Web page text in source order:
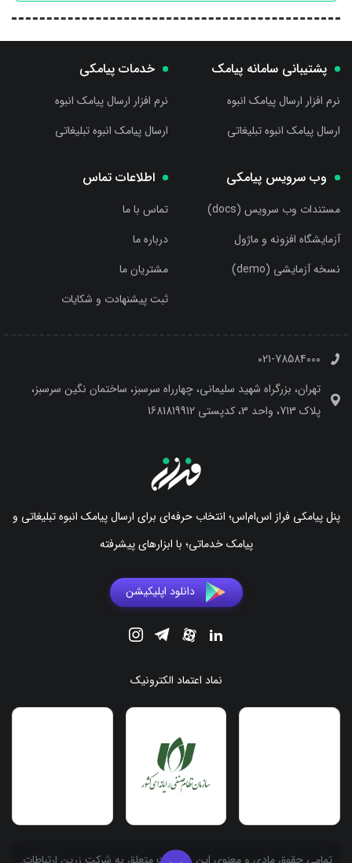
پشتیبانی سامانه پیامک
نرم افزار ارسال پیامک انبوه
ارسال پیامک انبوه تبلیغاتی
خدمات پیامکی
نرم افزار ارسال پیامک انبوه
ارسال پیامک انبوه تبلیغاتی
وب سرویس پیامکی
مستندات وب سرویس (docs)
آزمایشگاه افزونه و ماژول
نسخه آزمایشی (demo)
اطلاعات تماس
تماس با ما
درباره ما
مشتریان ما
ثبت پیشنهادت و شکایات
021-78584000
تهران، بزرگراه شهید سلیمانی، چهارراه سرسبز، ساختمان نگین سرسبز،
پلاک 713، واحد 3، کدپستی 1681819912
پنل پیامکی فراز اس‌ام‌اس؛ انتخاب حرفه‌ای برای ارسال پیامک انبوه تبلیغاتی و
پیامک خدماتی؛ با ابزارهای پیشرفته
دانلود اپلیکیشن
نماد اعتماد الکترونیک
.تمامی حقوق مادی و معنوی این وبسایت متعلق به شرکت زرین ارتباطات